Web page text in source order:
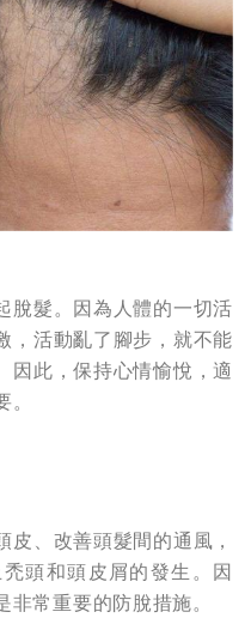
脫髮。因為人體的一切活
，活動亂了腳步，就不能
因此，保持心情愉悅，適
、改善頭髮間的通風，
頭和頭皮屑的發生。因
常重要的防脫措施。